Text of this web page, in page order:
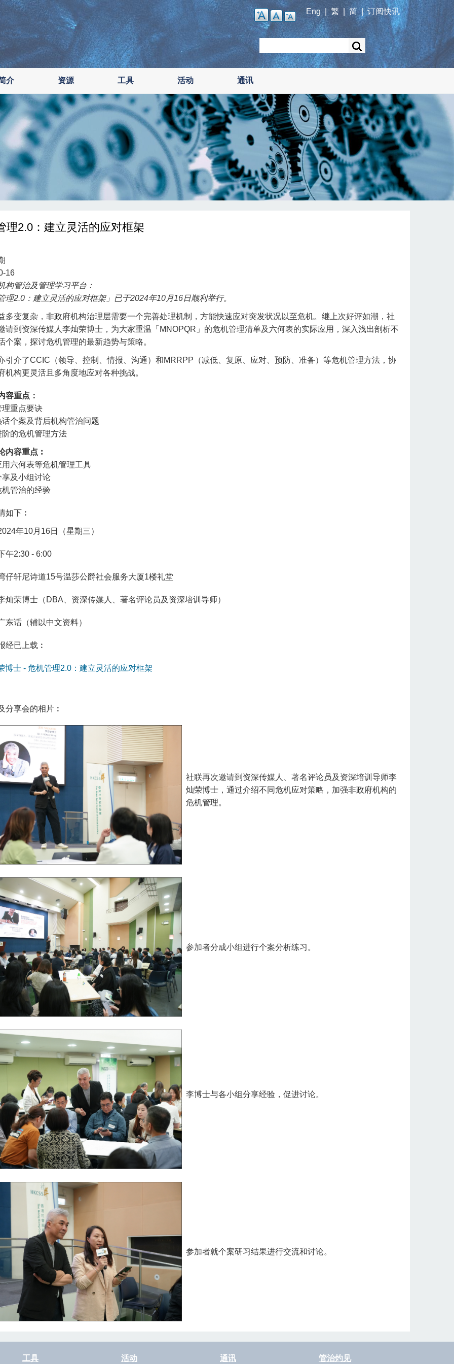
Eng 繁 简| 订阅快讯
介 资源 工具 活动 通讯
理2.0：建立灵活的应对框架
16
构管治及管理学习平台﹕
理2.0：建立灵活的应对框架」已于2024年10月16日顺利举行。
多变复杂，非政府机构治理层需要一个完善处理机制，方能快速应对突发状况以至危机。继上次好评如潮，社
请到资深传媒人李灿荣博士，为大家重温「MNOPQR」的危机管理清单及六何表的实际应用，深入浅出剖析不
个案，探讨危机管理的最新趋势与策略。
引介了CCIC（领导、控制、情报、沟通）和MRRPP（减低、复原、应对、预防、准备）等危机管理方法，协
机构更灵活且多角度地应对各种挑战。
容重点：
理重点要诀
话个案及背后机构管治问题
阶的危机管理方法
内容重点︰
用六何表等危机管理工具
享及小组讨论
管治的经验
如下︰
年10月16日（星期三）
午2:30 - 6:00
仔轩尼诗道15号温莎公爵社会服务大厦1楼礼堂
灿荣博士（DBA、资深传媒人、著名评论员及资深培训导师）
东话（辅以中文资料）
经已上载︰
博士 - 危机管理2.0：建立灵活的应对框架
分享会的相片︰
社联再次邀请到资深传媒人、著名评论员及资深培训导师李
灿荣博士，通过介绍不同危机应对策略，加强非政府机构的
危机管理。
参加者分成小组进行个案分析练习。
李博士与各小组分享经验，促进讨论。
参加者就个案研习结果进行交流和讨论。
工具 活动 通讯 管治灼见